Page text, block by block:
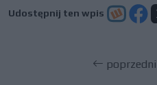
Udostępnij ten wpis
poprzedni